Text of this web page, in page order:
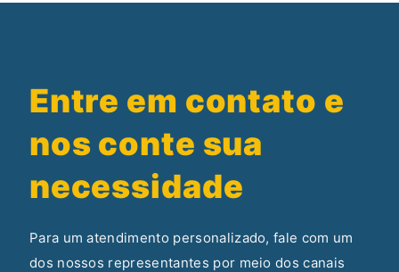
Entre em contato e
nos conte sua
necessidade
Para um atendimento personalizado, fale com um
dos nossos representantes por meio dos canais